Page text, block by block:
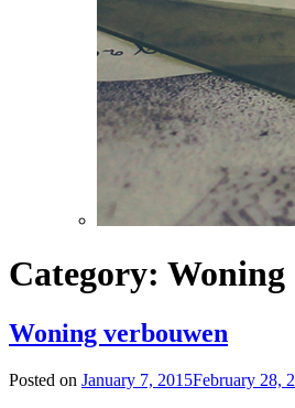
Category: Woning
Woning verbouwen
Posted on January 7, 2015February 28,